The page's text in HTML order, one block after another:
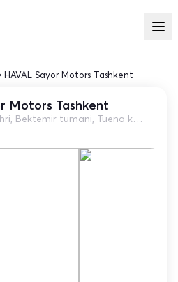
HAVAL Sayor Motors Tashkent
Motors Tashkent
Toshkent shahri, Bektemir tumani, Tuena ko'chasi, 10